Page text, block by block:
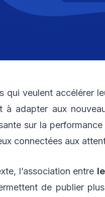
qui veulent accélérer
à adapter aux
sur la
connectées aux
l’association entre
de publier